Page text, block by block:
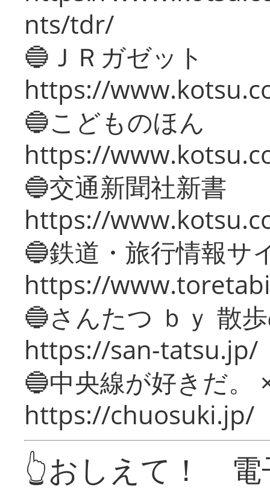
nts/tdr/
🔵ＪＲガゼット
https://
🔵こどものほん
https://
🔵交通新聞社新書
https://
🔵鉄道・旅行情報サ
https://
🔵さんたつ ｂｙ 散
https://san-tatsu.jp/
🔵中央線が好きだ。
https://chuosuki.jp/
👆おしえて！ 電